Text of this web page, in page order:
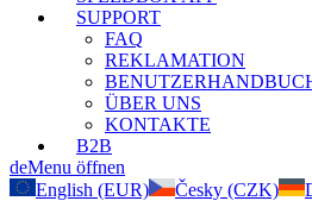
SUPPORT
FAQ
REKLAMATION
ÜBER UNS
KONTAKTE
B2B
deMenu öffnen
English (EUR)
Česky (CZK)